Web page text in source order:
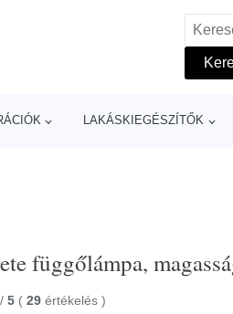
LAKÁSKIEGÉSZÍTŐK
függőlámpa,
/ 5 ( 29 értékelés)